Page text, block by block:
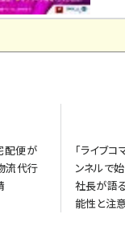
配便が
流代行
「ライブ
ンネルで
社長が語
能性と注